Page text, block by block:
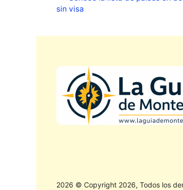
sin visa
2026 © Copyright 2026, Todos los